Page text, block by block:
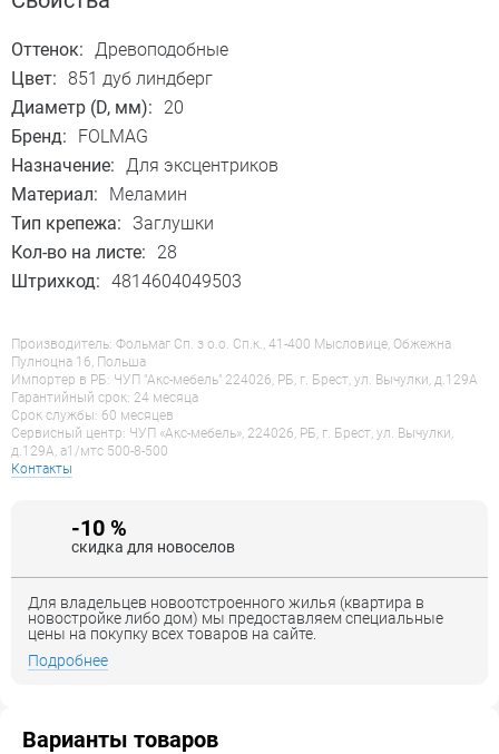
Оттенок: Древоподобные
Цвет: 851 дуб линдберг
Диаметр (D, мм):
20
Бренд:
FOLMAG
Назначение: Для эксцентриков
Материал:
Меламин
Тип крепежа: Заглушки
Кол-во на листе:
28
Штрихкод: 4814604049503
Производитель: Фольмаг Сп. з о.о. Сп.к., 41-400 Мысловице, Обжежна
Пулноцна 16, Польша
Импортер в РБ: ЧУП "Акс-мебель" 224026, РБ, г. Брест, ул. Вычулки, д.129А
Гарантийный срок: 24 месяца
Срок службы: 60 месяцев
Сервисный центр: ЧУП «Акс-мебель», 224026, РБ, г. Брест, ул. Вычулки,
д.129А, a1/мтс 500-8-500
Контакты
-10 %
скидка для новоселов
Для владельцев новоотстроенного жилья (квартира в
новостройке либо дом) мы предоставляем специальные
цены на покупку всех товаров на сайте.
Подробнее
Варианты товаров